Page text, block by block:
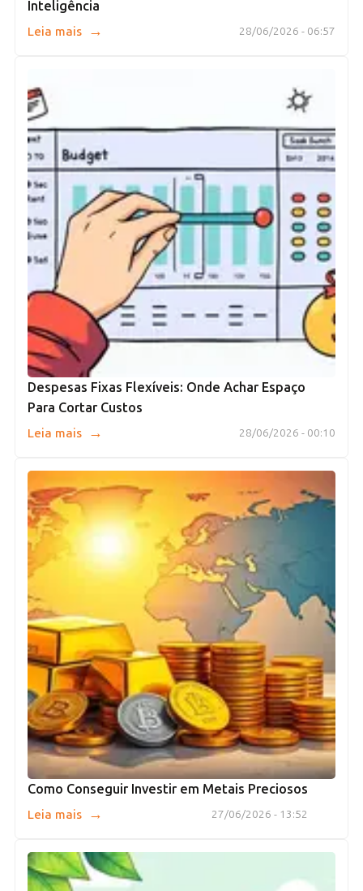
Inteligência
28/06/2026 - 06:57
Leia mais →
Despesas Fixas Flexíveis: Onde Achar Espaço
Para Cortar Custos
28/06/2026 - 00:10
Leia mais →
Como Conseguir Investir em Metais Preciosos
27/06/2026 - 13:52
Leia mais →